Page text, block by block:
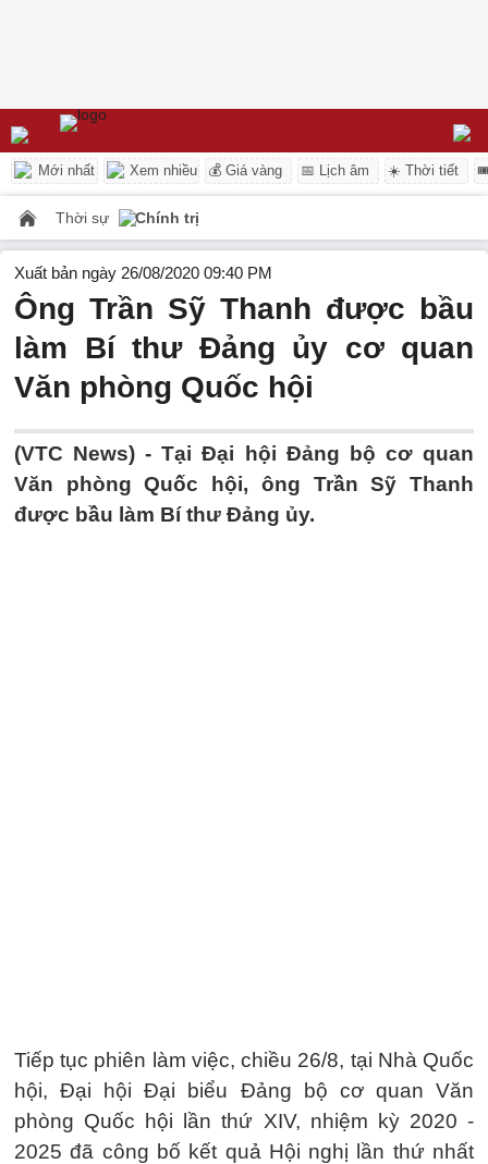
Mới nhất Xem nhiều 💰 Giá vàng 📅 Lịch âm ☀️ Thời tiết
Thời sự Chính trị
Xuất bản ngày 26/08/2020 09:40 PM
Ông Trần Sỹ Thanh được bầu
làm Bí thư Đảng ủy cơ quan
Văn phòng Quốc hội
(VTC News) -Tại Đại hội Đảng bộ cơ quan
Văn phòng Quốc hội, ông Trần Sỹ Thanh
được bầu làm Bí thư Đảng ủy.
Tiếp tục phiên làm việc, chiều 26/8, tại Nhà Quốc
hội, Đại hội Đại biểu Đảng bộ cơ quan Văn
phòng Quốc hội lần thứ XIV, nhiệm kỳ 2020 -
2025 đã công bố kết quả Hội nghị lần thứ nhất